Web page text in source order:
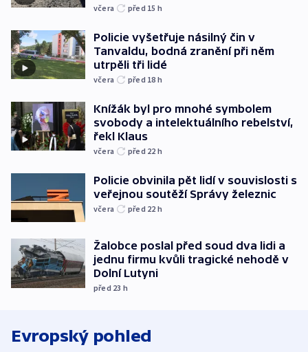
včera před 15 h
Policie vyšetřuje násilný čin v
Tanvaldu, bodná zranění při něm
utrpěli tři lidé
včera před 18 h
Knížák byl pro mnohé symbolem
svobody a intelektuálního rebelství,
řekl Klaus
včera před 22 h
Policie obvinila pět lidí v souvislosti s
veřejnou soutěží Správy železnic
včera před 22 h
Žalobce poslal před soud dva lidi a
jednu firmu kvůli tragické nehodě v
Dolní Lutyni
před 23 h
Evropský pohled